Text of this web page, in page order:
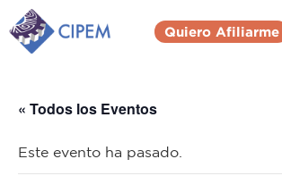
Quiero Afiliarme
« Todos los Eventos
Este evento ha pasado.